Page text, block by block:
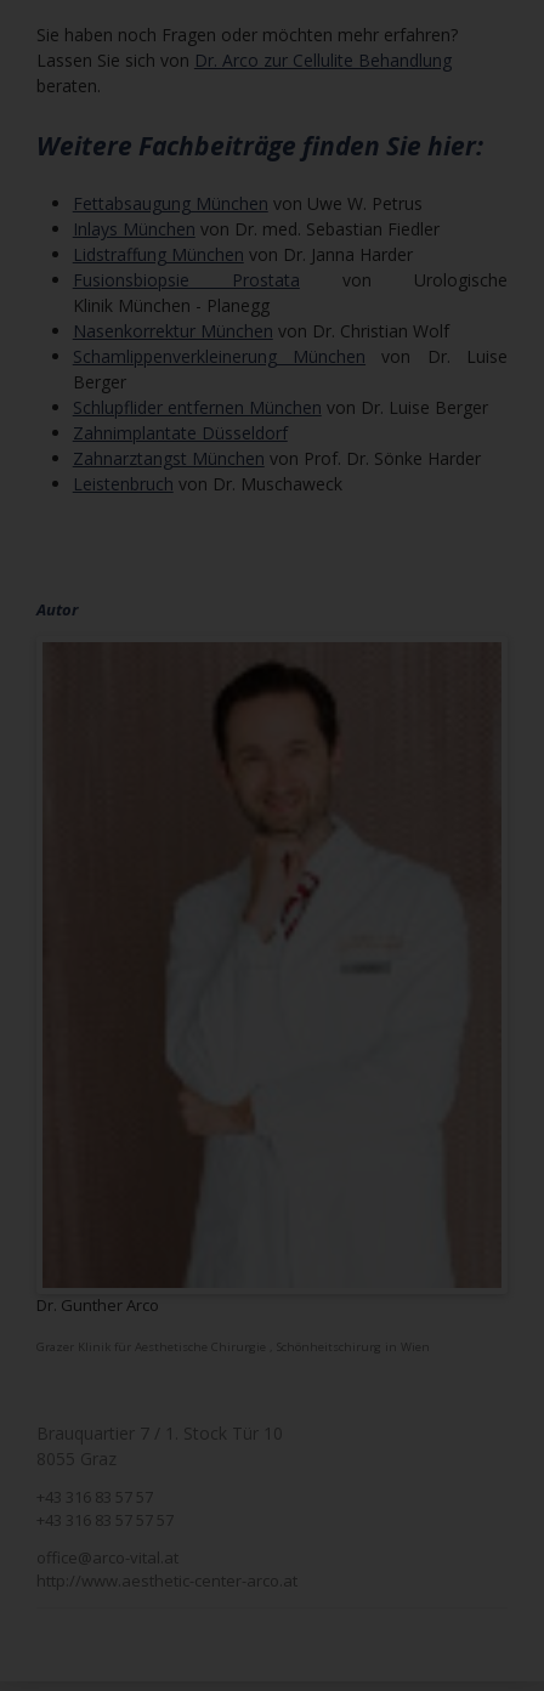
Sie haben noch Fragen oder möchten mehr erfahren?
Lassen Sie sich von Dr. Arco zur Cellulite Behandlung
beraten.
Weitere Fachbeiträge finden Sie hier:
Fettabsaugung München von Uwe W. Petrus
Inlays München von Dr. med. Sebastian Fiedler
Lidstraffung München von Dr. Janna Harder
Fusionsbiopsie Prostata von Urologische
Klinik München - Planegg
Nasenkorrektur München von Dr. Christian Wolf
Schamlippenverkleinerung München von Dr. Luise
Berger
Schlupflider entfernen München von Dr. Luise Berger
Zahnimplantate Düsseldorf
Zahnarztangst München von Prof. Dr. Sönke Harder
Leistenbruch von Dr. Muschaweck
Autor
Dr. Gunther Arco
Grazer Klinik für Aesthetische Chirurgie Schönheitschirurg in Wien
Brauquartier 7 / 1. Stock Tür 10
8055 Graz
+43 316 83 57 57
+43 316 83 57 57 57
office@arco-vital.at
http://www.aesthetic-center-arco.at